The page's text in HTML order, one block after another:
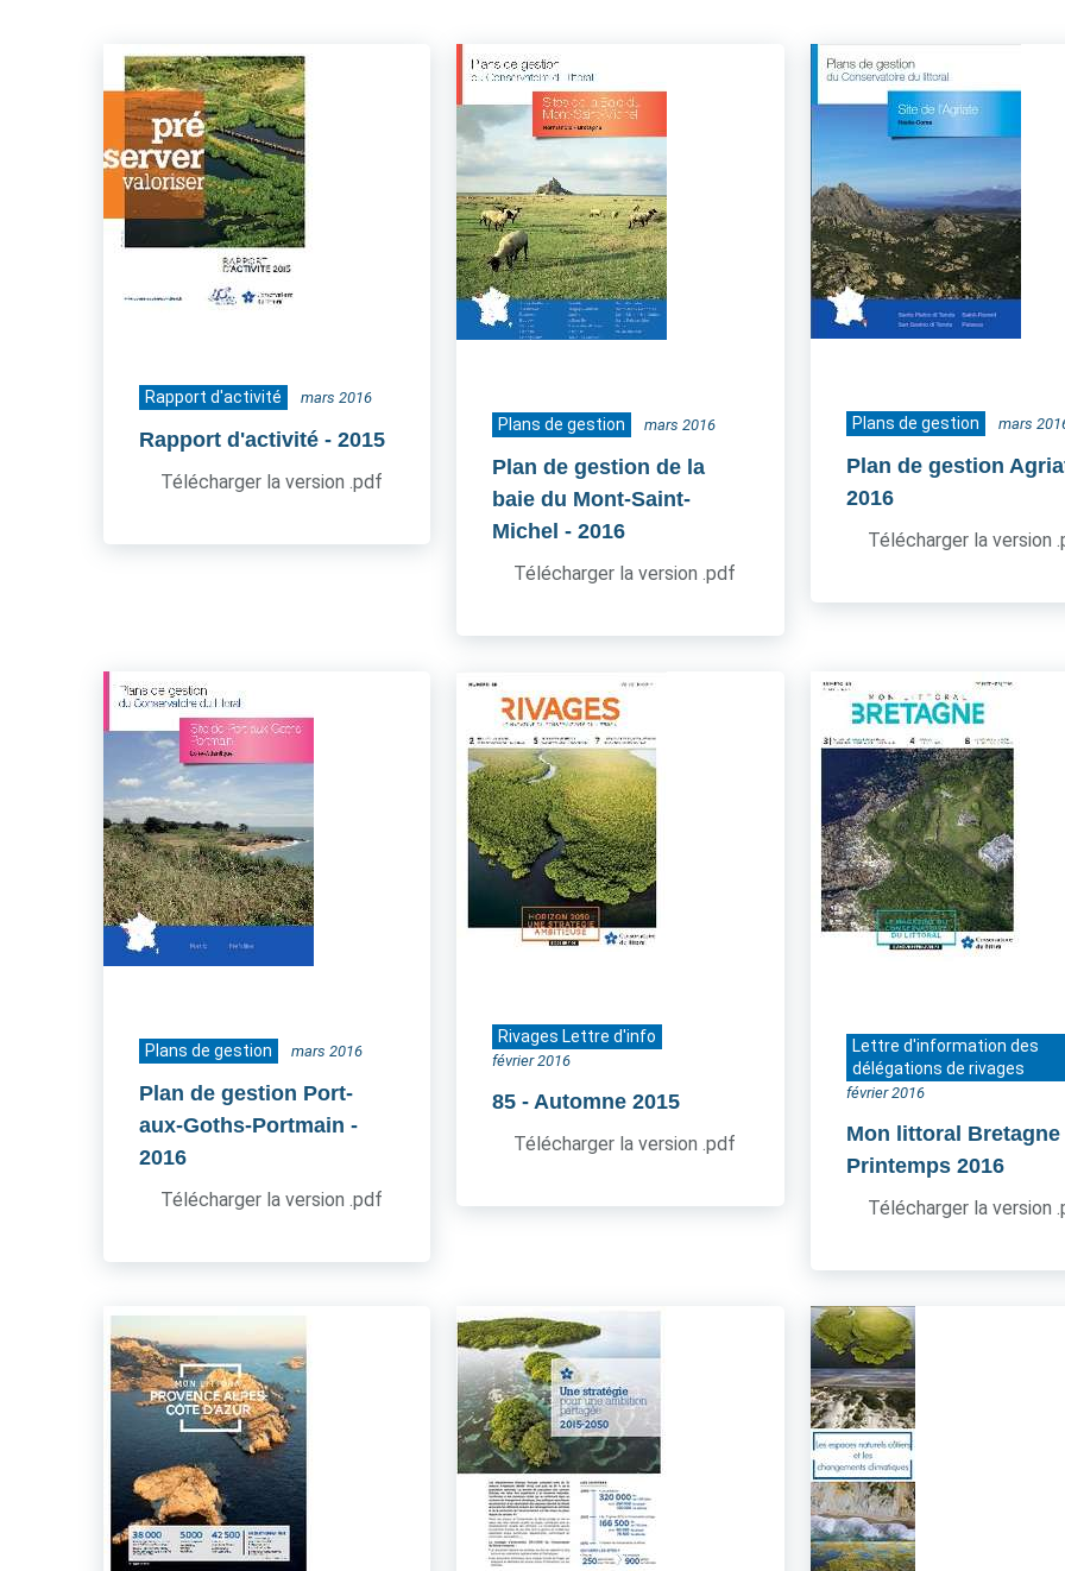
Rapport d'activité mars 2016
Rapport d'activité - 2015
Télécharger la version .pdf
Plans de gestion mars 2016
Plan de gestion de la
baie du Mont-Saint-
Michel - 2016
Télécharger la version .pdf
Plans de gestion mars
Plan de gestion
2016
Télécharger la version
Plans de gestion mars 2016
Plan de gestion Port-
aux-Goths-Portmain -
2016
Télécharger la version .pdf
Rivages Lettre d'info
février 2016
85 - Automne 2015
Télécharger la version .pdf
Lettre d'information des
délégations de rivages
février 2016
Mon littoral Bretagne
Printemps 2016
Télécharger la version